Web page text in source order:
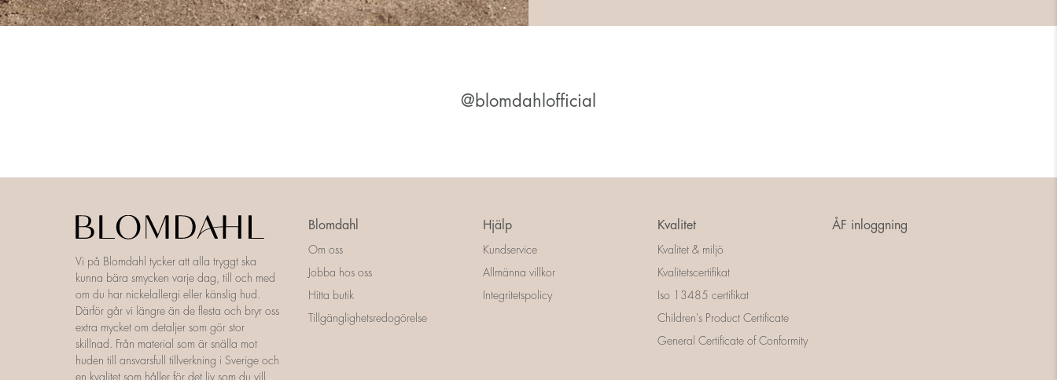
@blomdahlofficial
Vi på Blomdahl tycker att alla tryggt ska
kunna bära smycken varje dag, till och med
om du har nickelallergi eller känslig hud.
Därför går vi längre än de flesta och bryr oss
extra mycket om detaljer som gör stor
skillnad. Från material som är snälla mot
huden till ansvarsfull tillverkning i Sverige och
en kvalitet som håller för det liv som du vill
Blomdahl
Om oss
Jobba hos oss
Hitta butik
Tillgänglighetsredogörelse
Hjälp
Kundservice
Allmänna villkor
Integritetspolicy
Kvalitet
Kvalitet & miljö
Kvalitetscertifikat
Iso 13485 certifikat
Children's Product Certificate
General Certificate of Conformity
ÅF inloggning